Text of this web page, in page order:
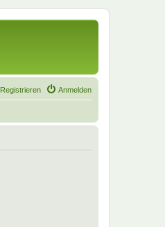
Anmelden
Registrieren